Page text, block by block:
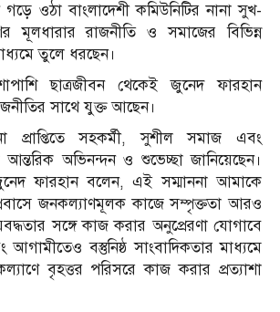
গড়ে ওঠা বাংলাদেশী কমিউনিটির নানা সুখ-
মূলধারার রাজনীতি ও সমাজের বিভিন্ন
তুলে ধরছেন।
ছাত্রজীবন থেকেই জুনেদ ফারহান
সাথে যুক্ত আছেন।
প্রাপ্তিতে সহকর্মী, সুশীল সমাজ এবং
আন্তরিক অভিনন্দন ও শুভেচ্ছা জানিয়েছেন।
ফারহান বলেন, এই সম্মাননা আমাকে
জনকল্যাণমূলক কাজে সম্পৃক্ততা আরও
সঙ্গে কাজ করার অনুপ্রেরণা যোগাবে
বস্তুনিষ্ঠ সাংবাদিকতার মাধ্যমে
বৃহত্তর পরিসরে কাজ করার প্রত্যাশা